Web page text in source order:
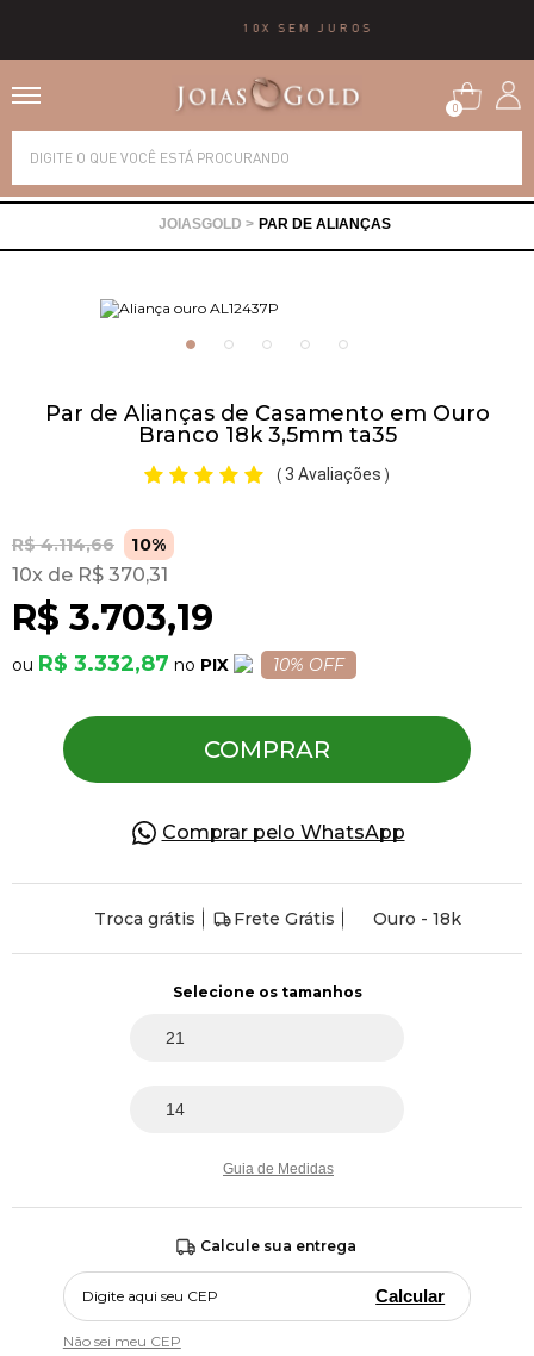
10X SEM JUROS
0
PAR DE ALIANÇAS
Par de Alianças de Casamento em Ouro
Branco 18k 3,5mm ta35
( 3 Avaliações )
R$ 4.114,66 10%
R$ 3.703,19
10 R$ 370,31
R$ 3.332,87 PIX 10% OFF
COMPRAR
Comprar pelo WhatsApp
Troca grátis Frete Grátis Ouro - 18k
Selecione os tamanhos
Guia de Medidas
Calcule sua entrega
Calcular
Não sei meu CEP
Alianças
Brincos
Pingentes
Pulseiras
Piercing
Pedras Preciosas
Presente